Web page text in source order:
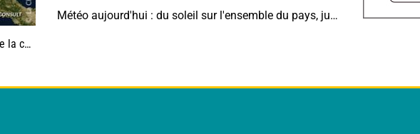
Météo aujourd'hui : du soleil sur l'ensemble du pays, jusqu'à 40°C au sud-est